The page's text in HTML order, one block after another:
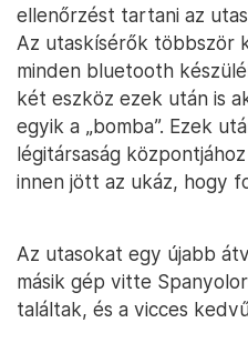
ellenőrzést tartani az
Az utaskísérők többször
minden bluetooth
két eszköz ezek után is
egyik a „bomba”. Ezek
légitársaság
innen jött az ukáz, hogy
Az utasokat egy újabb
másik gép vitte
találtak, és a vicces